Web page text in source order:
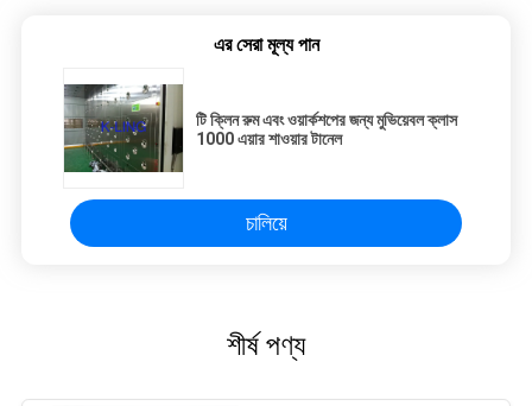
এর সেরা মূল্য পান
টি ক্লিন রুম এবং ওয়ার্কশপের জন্য মুভিয়েবল ক্লাস
1000 এয়ার শাওয়ার টানেল
চালিয়ে
শীর্ষ পণ্য